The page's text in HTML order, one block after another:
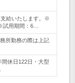
給いたします。※
試用期間：6…
所勤務の際は上記
休日122日・大型